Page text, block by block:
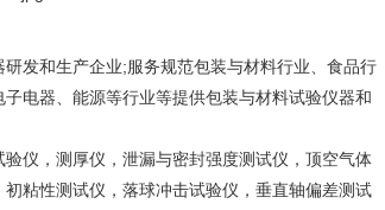
发和生产企业;服务规范包装与材料行业、食品行
电器、能源等行业等提供包装与材料试验仪器和
仪，测厚仪，泄漏与密封强度测试仪，顶空气体
粘性测试仪，落球冲击试验仪，垂直轴偏差测试